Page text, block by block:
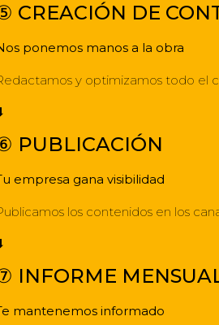
CREACIÓN DE
ponemos manos a la obra
y optimizamos todo el
PUBLICACIÓN
empresa gana visibilidad
los contenidos en los
INFORME
mantenemos informado